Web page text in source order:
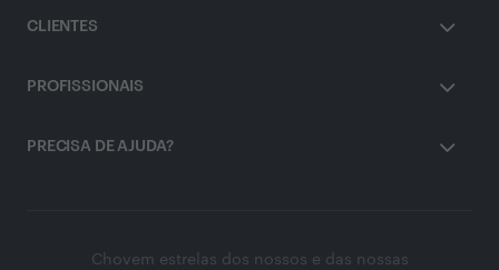
CLIENTES
PROFISSIONAIS
PRECISA DE AJUDA?
Chovem estrelas dos nossos e das nossas